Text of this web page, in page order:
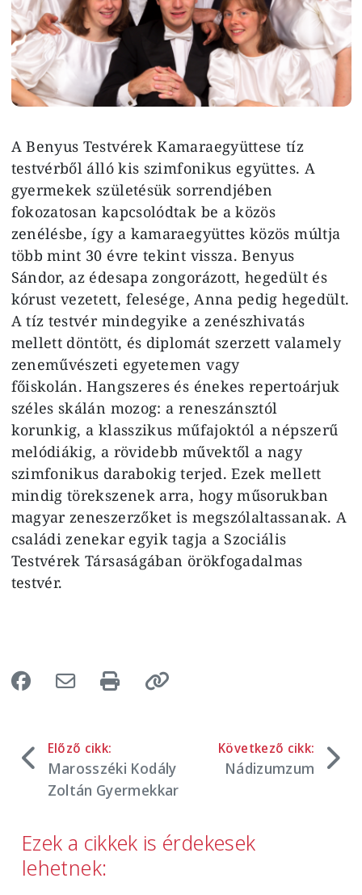
A Benyus Testvérek Kamaraegyüttese tíz
testvérből álló kis szimfonikus együttes. A
gyermekek születésük sorrendjében
fokozatosan kapcsolódtak be a közös
zenélésbe, így a kamaraegyüttes közös múltja
több mint 30 évre tekint vissza. Benyus
Sándor, az édesapa zongorázott, hegedült és
kórust vezetett, felesége, Anna pedig hegedült.
A tíz testvér mindegyike a zenészhivatás
mellett döntött, és diplomát szerzett valamely
zeneművészeti egyetemen vagy
főiskolán. Hangszeres és énekes repertoárjuk
széles skálán mozog: a reneszánsztól
korunkig, a klasszikus műfajoktól a népszerű
melódiákig, a rövidebb művektől a nagy
szimfonikus darabokig terjed. Ezek mellett
mindig törekszenek arra, hogy műsorukban
magyar zeneszerzőket is megszólaltassanak. A
családi zenekar egyik tagja a Szociális
Testvérek Társaságában örökfogadalmas
testvér.
Előző cikk:
Marosszéki Kodály
Zoltán Gyermekkar
Következő cikk:
Nádizumzum
Ezek a cikkek is érdekesek
lehetnek: